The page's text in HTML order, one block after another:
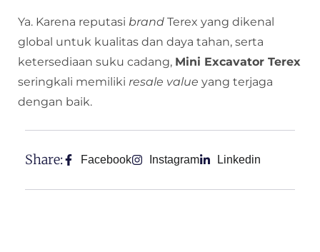
Ya. Karena reputasi brand Terex yang dikenal
global untuk kualitas dan daya tahan, serta
ketersediaan suku cadang, Mini Excavator Terex
seringkali memiliki resale value yang terjaga
dengan baik.
Share: Facebook Instagram Linkedin